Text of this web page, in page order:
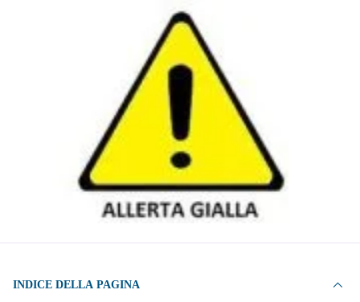
INDICE DELLA PAGINA